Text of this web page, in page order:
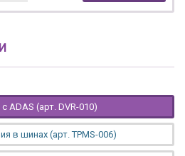
ADAS (арт. DVR-010)
в шинах (арт. TPMS-006)